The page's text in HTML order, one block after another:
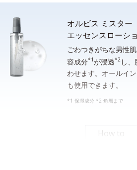
顔全体をぬらします。手のひらに適量
たはぬるま湯でよく泡立ててから洗顔し
*シェービングフォームとしてご使用になる場合は、洗
オルビス ミスター
エッセンスローシ
ごわつきがちな男性
容成分*1が浸透*2 し
わせます。オールイ
も使用できます。
*1 保湿成分 *2 角層まで
How to